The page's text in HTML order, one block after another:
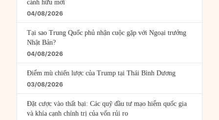
cánh hữu mới
04/08/2026
Tại sao Trung Quốc phủ nhận cuộc gặp với Ngoại trưởng
Nhật Bản?
04/08/2026
Điểm mù chiến lược của Trump tại Thái Bình Dương
03/08/2026
Đặt cược vào thất bại: Các quỹ đầu tư mạo hiểm quốc gia
và khía cạnh chính trị của vốn rủi ro